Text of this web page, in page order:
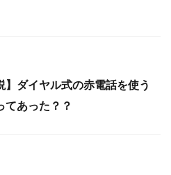
】ダイヤル式の赤電話を使う
てあった？？